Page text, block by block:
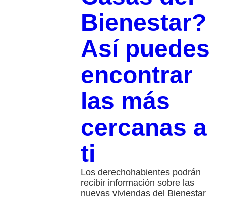
Bienestar?
Así puedes
encontrar
las más
cercanas a
ti
Los derechohabientes podrán
recibir información sobre las
nuevas viviendas del Bienestar